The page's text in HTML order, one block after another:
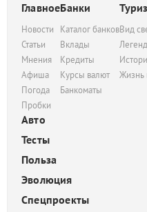
Главное
Новости
Статьи
Мнения
Афиша
Погода
Пробки
Банки
Каталог банков
Вклады
Кредиты
Курсы валют
Банкоматы
Вид
Жизнь
Авто
Тесты
Польза
Эволюция
Спецпроекты